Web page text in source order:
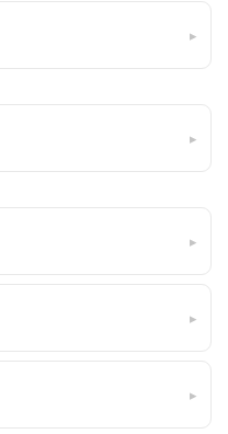
▸
▸
▸
▸
▸